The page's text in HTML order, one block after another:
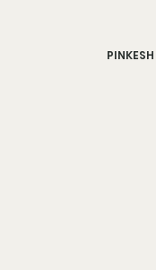
PINKESH